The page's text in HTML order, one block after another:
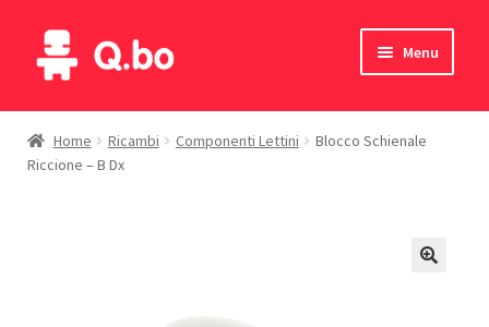
Vai
alla
Vai
al
Menu
Home
Blog
Home Ricambi Componenti Lettini
Blocco Schienale
Riccione – B Dx